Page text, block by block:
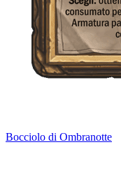
Bocciolo di Ombranotte